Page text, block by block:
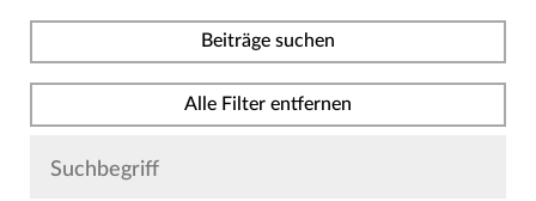
Beiträge suchen
Alle Filter entfernen